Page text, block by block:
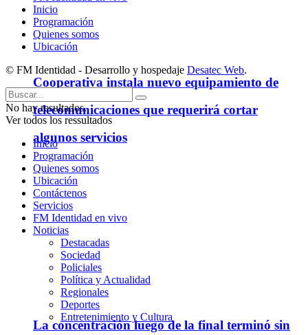
Cooperativa instala nuevo equipamiento de
telecomunicaciones que requerirá cortar
algunos servicios
La concentración luego de la final terminó sin
Inicio
Programación
Quienes somos
Ubicación
© FM Identidad - Desarrollo y hospedaje Desatec Web.
No hay resultados.
Ver todos los ressultados
Inicio
Programación
Quienes somos
Ubicación
Contáctenos
Servicios
FM Identidad en vivo
Noticias
Destacadas
Sociedad
Policiales
Política y Actualidad
Regionales
Deportes
Entretenimiento y Cultura